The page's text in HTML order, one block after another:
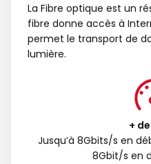
La Fibre optique est un
fibre donne accès à
permet le transport de
lumière.
+
Jusqu’à 8Gbits/s en
8Gbit/s en